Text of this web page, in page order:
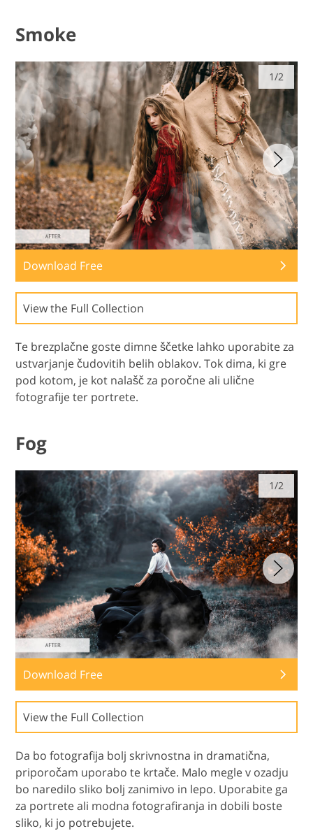
Smoke
1/2
Download Free
View the Full Collection
Te brezplačne goste dimne ščetke lahko uporabite za
ustvarjanje čudovitih belih oblakov. Tok dima, ki gre
pod kotom, je kot nalašč za poročne ali ulične
fotografije ter portrete.
Fog
1/2
Download Free
View the Full Collection
Da bo fotografija bolj skrivnostna in dramatična,
priporočam uporabo te krtače. Malo megle v ozadju
bo naredilo sliko bolj zanimivo in lepo. Uporabite ga
za portrete ali modna fotografiranja in dobili boste
sliko, ki jo potrebujete.